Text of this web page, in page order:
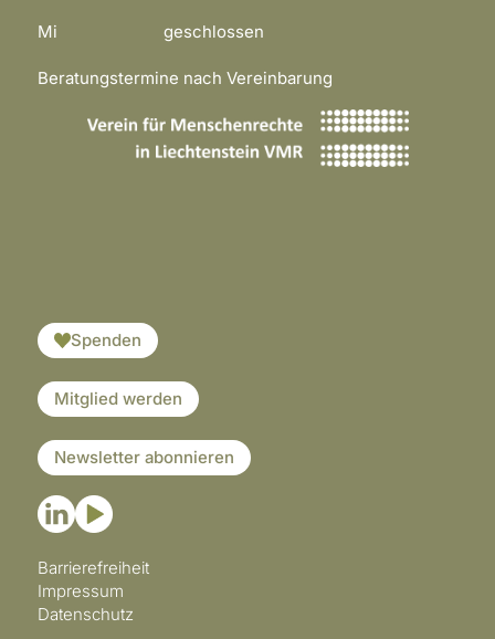
Mi geschlossen
Beratungstermine nach Vereinbarung
Spenden
Mitglied werden
Newsletter abonnieren
Barrierefreiheit
Impressum
Datenschutz